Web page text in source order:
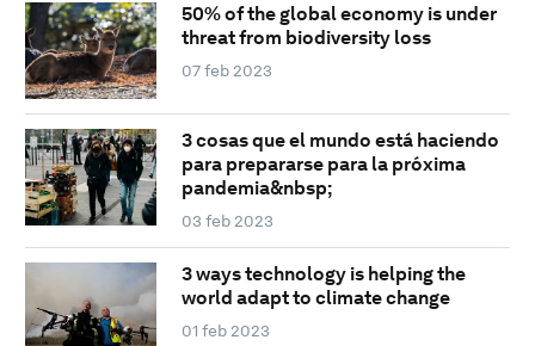
50% of the global economy is under
threat from biodiversity loss
07 feb 2023
3 cosas que el mundo está haciendo
para prepararse para la próxima
pandemia&nbsp;
03 feb 2023
3 ways technology is helping the
world adapt to climate change
01 feb 2023